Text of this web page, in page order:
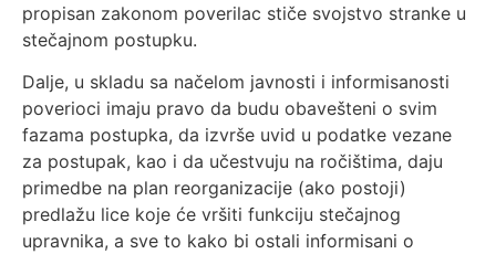
propisan zakonom poverilac stiče svojstvo stranke u
stečajnom postupku.
Dalje, u skladu sa načelom javnosti i informisanosti
poverioci imaju pravo da budu obavešteni o svim
fazama postupka, da izvrše uvid u podatke vezane
za postupak, kao i da učestvuju na ročištima, daju
primedbe na plan reorganizacije (ako postoji)
predlažu lice koje će vršiti funkciju stečajnog
upravnika, a sve to kako bi ostali informisani o